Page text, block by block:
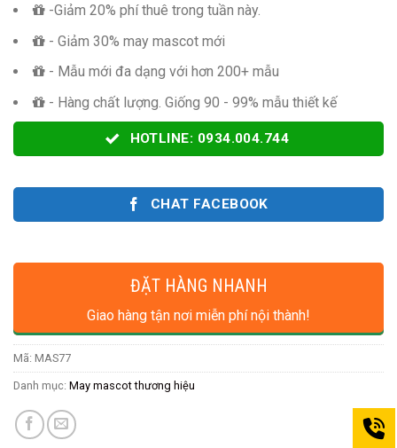
-Giảm 20% phí thuê trong tuần này.
- Giảm 30% may mascot mới
- Mẫu mới đa dạng với hơn 200+ mẫu
- Hàng chất lượng. Giống 90 - 99% mẫu thiết kế
HOTLINE: 0934.004.744
CHAT FACEBOOK
ĐẶT HÀNG NHANH
Giao hàng tận nơi miễn phí nội thành!
Mã: MAS77
Danh mục: May mascot thương hiệu